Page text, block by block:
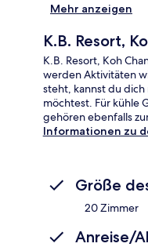
Mehr anzeigen
K.B. Resort,
K.B. Resort, Koh
werden Aktivitäten
steht, kannst du dich
möchtest. Für kühle
gehören ebenfalls
Informationen zu
Größe
20 Zimmer
Anreise/